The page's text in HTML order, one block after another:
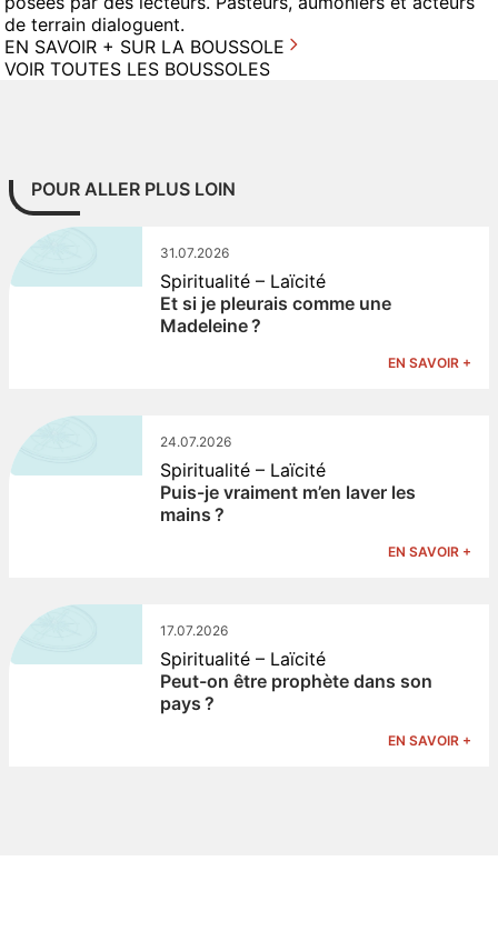
de terrain dialoguent.
EN SAVOIR + SUR LA BOUSSOLE
VOIR TOUTES LES BOUSSOLES
POUR ALLER PLUS LOIN
31.07.2026
Spiritualité – Laïcité
Et si je pleurais comme une
Madeleine ?
EN SAVOIR +
24.07.2026
Spiritualité – Laïcité
Puis-je vraiment m’en laver les
mains ?
EN SAVOIR +
17.07.2026
Spiritualité – Laïcité
Peut-on être prophète dans son
pays ?
EN SAVOIR +